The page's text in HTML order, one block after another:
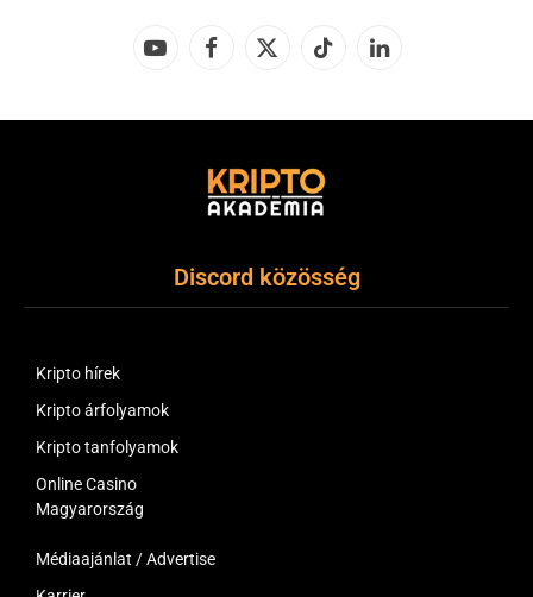
YouTubeFacebook
X
TikTok LinkedIn
Discord közösség
Kripto hírek
Kripto árfolyamok
Kripto tanfolyamok
Online Casino
Magyarország
Médiaajánlat / Advertise